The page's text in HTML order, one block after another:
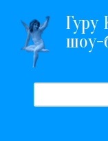
шоу-
Форма